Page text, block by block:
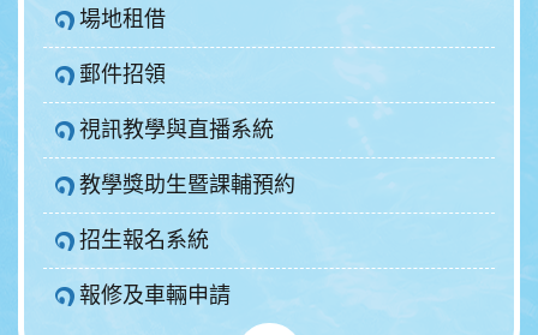
場地租借
郵件招領
視訊教學與直播系統
教學獎助生暨課輔預約
招生報名系統
報修及車輛申請